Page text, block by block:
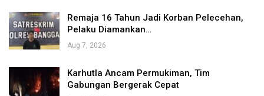
Remaja 16 Tahun Jadi Korban Pelecehan,
Pelaku Diamankan…
Aug 7, 2026
Karhutla Ancam Permukiman, Tim
Gabungan Bergerak Cepat